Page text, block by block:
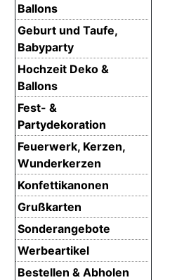
Ballons
Geburt und Taufe,
Babyparty
Hochzeit Deko &
Ballons
Fest- &
Partydekoration
Feuerwerk, Kerzen,
Wunderkerzen
Konfettikanonen
Grußkarten
Sonderangebote
Werbeartikel
Bestellen & Abholen